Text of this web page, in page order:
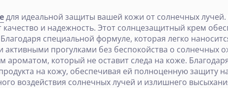
для идеальной защиты вашей кожи от солнечных
качество и надежность. Этот солнцезащитный крем
специальной формуле, которая легко
активными прогулками без беспокойства о солнечных
ароматом, который не оставит следа на коже.
на кожу, обеспечивая ей полноценную защиту
воздействия солнечных лучей и излишнего